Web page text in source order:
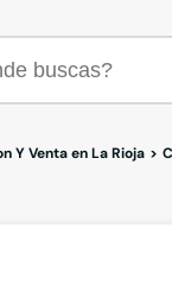
Y Venta en La Rioja